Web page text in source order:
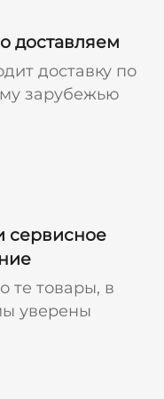
доставляем
доставку по
зарубежью
сервисное
те товары, в
уверены